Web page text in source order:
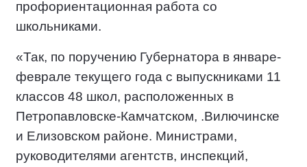
профориентационная работа со
школьниками.
«Так, по поручению Губернатора в январе-
феврале текущего года с выпускниками 11
классов 48 школ, расположенных в
Петропавловске-Камчатском, .Вилючинске
и Елизовском районе. Министрами,
руководителями агентств, инспекций,